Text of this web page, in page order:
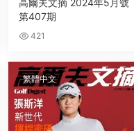
高爾夫文摘 2024年5月號
第407期
421
繁體中文